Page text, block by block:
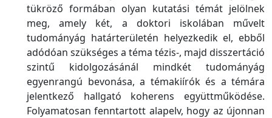
tükröző formában olyan kutatási témát jelölnek
meg, amely két, a doktori iskolában művelt
tudományág határterületén helyezkedik el, ebből
adódóan szükséges a téma tézis-, majd disszertáció
szintű kidolgozásánál mindkét tudományág
egyenrangú bevonása, a témakiírók és a témára
jelentkező hallgató koherens együttműködése.
Folyamatosan fenntartott alapelv, hogy az újonnan